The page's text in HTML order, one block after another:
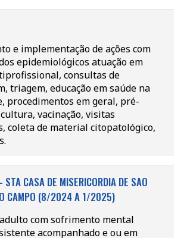
e implementação de ações com
epidemiológicos atuação em
consultas de
triagem, educação em saúde na
procedimentos em geral, pré-
vacinação, visitas
coleta de material citopatológico,
STA CASA DE MISERICORDIA DE SAO
CAMPO (8/2024 A 1/2025)
com sofrimento mental
acompanhado e ou em